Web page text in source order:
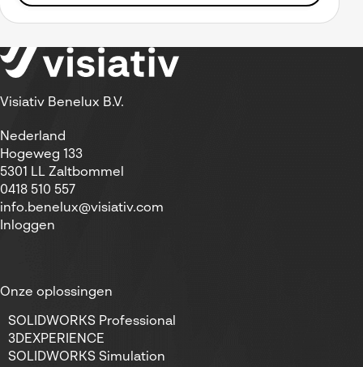
Visiativ Benelux B.V.
Nederland
Hogeweg 133
5301 LL Zaltbommel
0418 510 557
info.benelux@visiativ.com
Inloggen
Onze oplossingen
SOLIDWORKS Professional
3DEXPERIENCE
SOLIDWORKS Simulation